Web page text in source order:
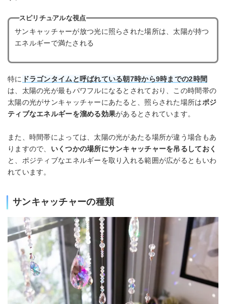
スピリチュアルな視点
サンキャッチャーが放つ光に照らされた場所は、太陽が持つ
エネルギーで満たされる
特に ドラゴンタイムと呼ばれている朝7時から9時までの2時間
は、太陽の光が最もパワフルになるとされており、この時間帯の
太陽の光がサンキャッチャーにあたると、照らされた場所はポジ
ティブなエネルギーを溜める効果があるとされています。
また、時間帯によっては、太陽の光があたる場所が違う場合もあ
りますので、 いくつかの場所にサンキャッチャーを吊るしておく
と、ポジティブなエネルギーを取り入れる範囲が広がるともいわ
れています。
サンキャッチャーの種類